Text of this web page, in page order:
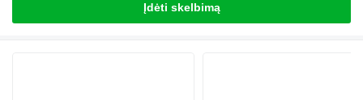
Įdėti skelbimą